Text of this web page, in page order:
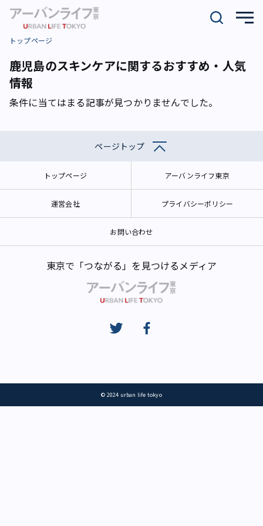
トップページ
鹿児島のスキンケアに関するおすすめ・人気
情報
条件に当てはまる記事が見つかりませんでした。
ページトップ
トップページ アーバンライフ東京
運営会社 プライバシーポリシー
お問い合わせ
東京で「つながる」を見つけるメディア
© 2024 urban life tokyo